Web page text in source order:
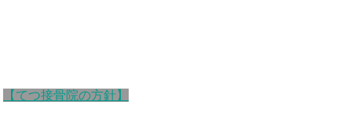
【てつ接骨院の方針】